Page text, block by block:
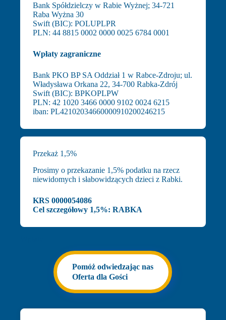
Bank Spółdzielczy w Rabie Wyżnej; 34-721
Raba Wyżna 30
Swift (BIC): POLUPLPR
PLN: 44 8815 0002 0000 0025 6784 0001
Wpłaty zagraniczne
Bank PKO BP SA Oddział 1 w Rabce-Zdroju; ul.
Władysława Orkana 22, 34-700 Rabka-Zdrój
Swift (BIC): BPKOPLPW
PLN: 42 1020 3466 0000 9102 0024 6215
iban: PL42102034660000910200246215
Przekaż 1,5%
Prosimy o przekazanie 1,5% podatku na rzecz
niewidomych i słabowidzących dzieci z Rabki.
KRS 0000054086
Cel szczegółowy 1,5%: RABKA
Pomóż odwiedzając nas
Oferta dla Gości